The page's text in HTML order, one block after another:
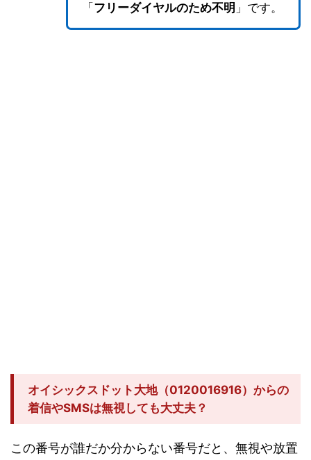
「 フリーダイヤルのため不明 」です。
オイシックスドット大地（0120016916）からの
着信やSMSは無視しても大丈夫？
この番号が誰だか分からない番号だと、無視や放置